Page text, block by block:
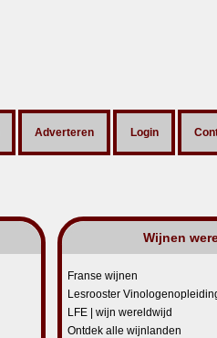
Adverteren Login
Wijnen
Franse wijnen
Lesrooster
LFE | wijn wereldwijd
Ontdek alle wijnlanden